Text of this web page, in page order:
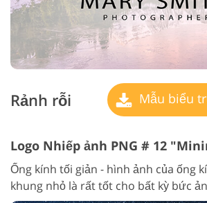
Rảnh rỗi Mẫu biểu
Logo Nhiếp ảnh PNG # 12
Ống kính tối giản - hình ảnh của ống
khung nhỏ là rất tốt cho bất kỳ bức